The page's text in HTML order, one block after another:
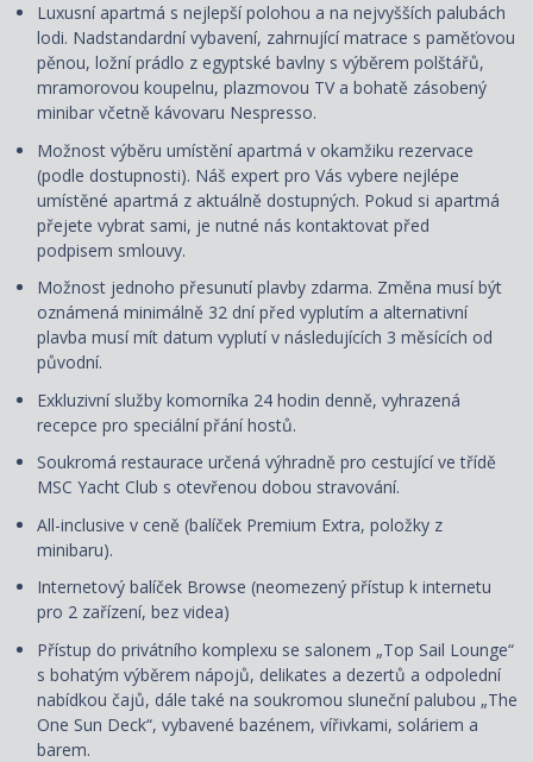
Luxusní apartmá s nejlepší polohou a na nejvyšších palubách
lodi. Nadstandardní vybavení, zahrnující matrace s paměťovou
pěnou, ložní prádlo z egyptské bavlny s výběrem polštářů,
mramorovou koupelnu, plazmovou TV a bohatě zásobený
minibar včetně kávovaru Nespresso.
Možnost výběru umístění apartmá v okamžiku rezervace
(podle dostupnosti). Náš expert pro Vás vybere nejlépe
umístěné apartmá z aktuálně dostupných. Pokud si apartmá
přejete vybrat sami, je nutné nás kontaktovat před
podpisem smlouvy.
Možnost jednoho přesunutí plavby zdarma. Změna musí být
oznámená minimálně 32 dní před vyplutím a alternativní
plavba musí mít datum vyplutí v následujících 3 měsících od
původní.
Exkluzivní služby komorníka 24 hodin denně, vyhrazená
recepce pro speciální přání hostů.
Soukromá restaurace určená výhradně pro cestující ve třídě
MSC Yacht Club s otevřenou dobou stravování.
All-inclusive v ceně (balíček Premium Extra, položky z
minibaru).
Internetový balíček Browse (neomezený přístup k internetu
pro 2 zařízení, bez videa)
Přístup do privátního komplexu se salonem „Top Sail Lounge“
s bohatým výběrem nápojů, delikates a dezertů a odpolední
nabídkou čajů, dále také na soukromou sluneční palubou „The
One Sun Deck“, vybavené bazénem, vířivkami, soláriem a
barem.